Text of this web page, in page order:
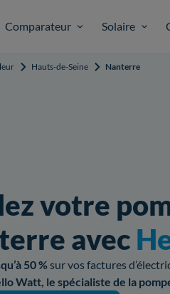
Comparateur Solaire
Hauts-de-Seine Nanterre
votre
avec
50 %sur vos factures
Watt, le spécialiste de la